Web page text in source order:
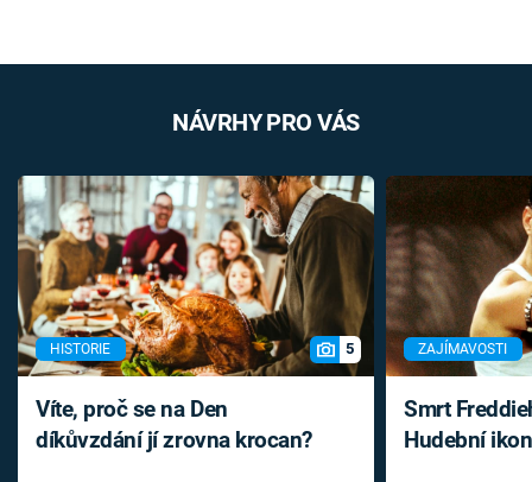
NÁVRHY PRO VÁS
HISTORIE 5
Víte, proč se na Den
díkůvzdání jí zrovna krocan?
ZAJÍMAVOSTI
Smrt
Hudební